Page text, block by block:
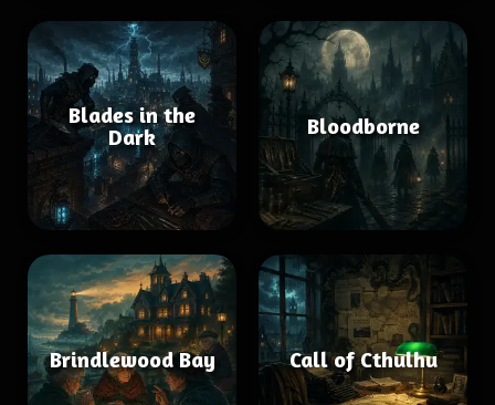
Blades in the
Dark
Bloodborne
Brindlewood Bay Call of Cthulhu